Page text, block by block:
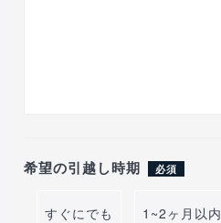
希望の引越し時期 必須
すぐにでも 1~2ヶ月以内